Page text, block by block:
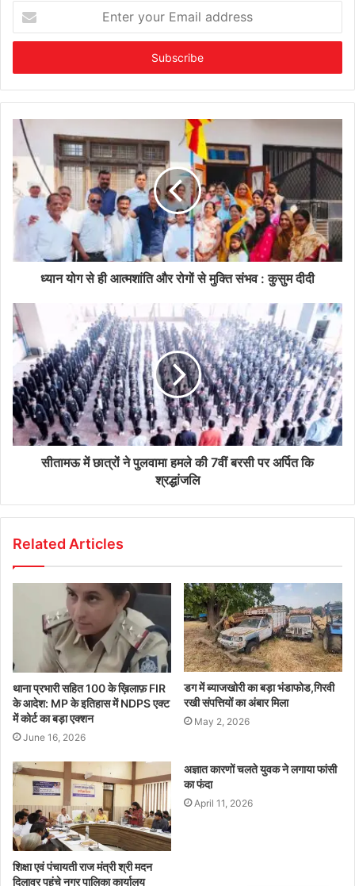
your
Email
ध्यान योग से ही आत्मशांति और रोगों से मुक्ति संभव : कुसुम दीदी
सीतामऊ में छात्रों ने पुलवामा हमले की 7वीं बरसी पर अर्पित कि
श्रद्धांजलि
Related Articles
थाना प्रभारी सहित 100 के ख़िलाफ़ FIR
के आदेश: MP के इतिहास में NDPS एक्ट
में कोर्ट का बड़ा एक्शन
June 16, 2026
डग में ब्याजखोरी का बड़ा भंडाफोड,गिरवी
रखी संपत्तियों का अंबार मिला
May 2, 2026
शिक्षा एवं पंचायती राज मंत्री श्री मदन
दिलावर पहुंचे नगर पालिका कार्यालय
अज्ञात कारणों चलते युवक ने लगाया फांसी
का फंदा
April 11, 2026